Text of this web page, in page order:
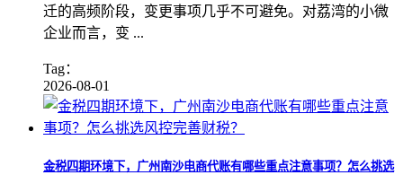
迁的高频阶段，变更事项几乎不可避免。对荔湾的小微
企业而言，变 ...
Tag：
2026-08-01
金税四期环境下，广州南沙电商代账有哪些重点注意事项？怎么挑选